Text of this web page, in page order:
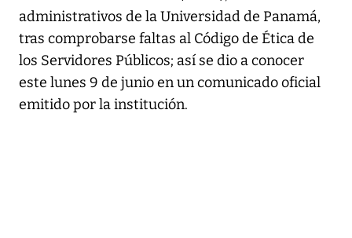
administrativos de la Universidad de Panamá,
tras comprobarse faltas al Código de Ética de
los Servidores Públicos; así se dio a conocer
este lunes 9 de junio en un comunicado oficial
emitido por la institución.